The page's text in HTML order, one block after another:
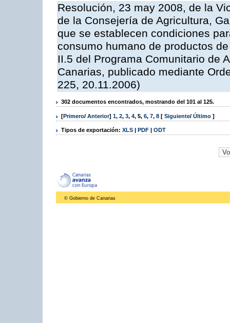
Resolución, 23 may 2008, de la
de la Consejería de Agricultura,
que se establecen condiciones
consumo humano de productos
II.5 del Programa Comunitario de
Canarias, publicado mediante
225, 20.11.2006)
302 documentos encontrados, mostrando del 101 al 125.
[Primero/ Anterior] 1, 2, 3, 4, 5, 6, 7, 8 [ Siguiente/ Último ]
Tipos de exportación: XLS | PDF | ODT
© Gobierno de Canarias